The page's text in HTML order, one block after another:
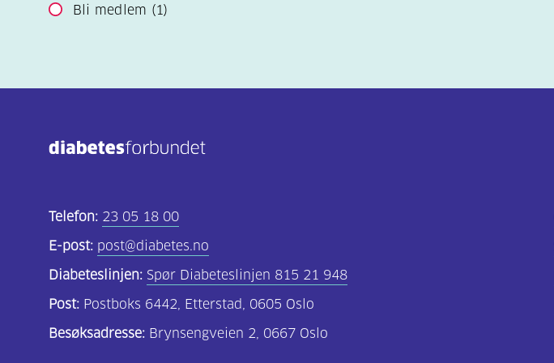
Bli medlem (1)
Telefon: 23 05 18 00
E-post: post@diabetes.no
Diabeteslinjen: Spør Diabeteslinjen 815 21 948
Post: Postboks 6442, Etterstad, 0605 Oslo
Besøksadresse: Brynsengveien 2, 0667 Oslo